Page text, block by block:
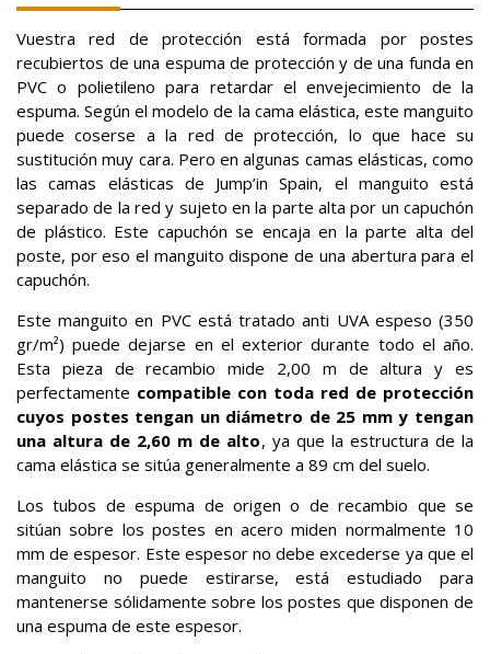
Vuestra red de protección está formada por postes
recubiertos de una espuma de protección y de una funda en
PVC o polietileno para retardar el envejecimiento de la
espuma. Según el modelo de la cama elástica, este manguito
puede coserse a la red de protección, lo que hace su
sustitución muy cara. Pero en algunas camas elásticas, como
las camas elásticas de Jump’in Spain, el manguito está
separado de la red y sujeto en la parte alta por un capuchón
de plástico. Este capuchón se encaja en la parte alta del
poste, por eso el manguito dispone de una abertura para el
capuchón.
Este manguito en PVC está tratado anti UVA espeso (350
gr/m²) puede dejarse en el exterior durante todo el año.
Esta pieza de recambio mide 2,00 m de altura y es
perfectamente compatible con toda red de protección
cuyos postes tengan un diámetro de 25 mm y tengan
una altura de 2,60 m de alto, ya que la estructura de la
cama elástica se sitúa generalmente a 89 cm del suelo.
Los tubos de espuma de origen o de recambio que se
sitúan sobre los postes en acero miden normalmente 10
mm de espesor. Este espesor no debe excederse ya que el
manguito no puede estirarse, está estudiado para
mantenerse sólidamente sobre los postes que disponen de
una espuma de este espesor.